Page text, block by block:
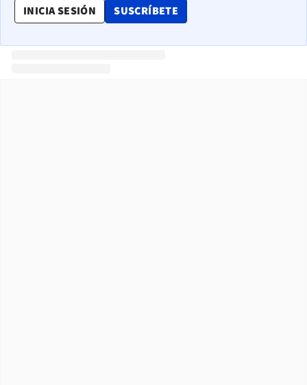
INICIA SESIÓN SUSCRÍBETE
OPENS IN NEW WINDOW